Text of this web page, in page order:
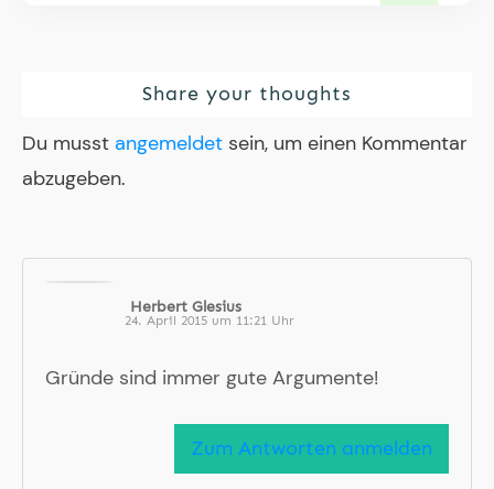
Share your thoughts
Du musst angemeldet sein, um einen Kommentar
abzugeben.
Herbert Glesius
24. April 2015 um 11:21 Uhr
Gründe sind immer gute Argumente!
Zum Antworten anmelden